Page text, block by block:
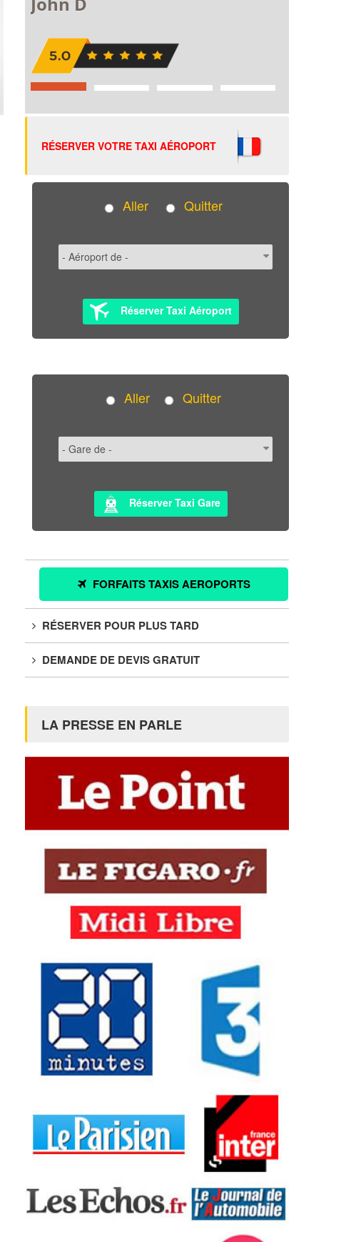
RÉSERVER VOTRE TAXI AÉROPORT
Aller Quitter
Réserver Taxi Aéroport
Aller Quitter
Réserver Taxi Gare
FORFAITS TAXIS AEROPORTS
RÉSERVER POUR PLUS TARD
DEMANDE DE DEVIS GRATUIT
LA PRESSE EN PARLE